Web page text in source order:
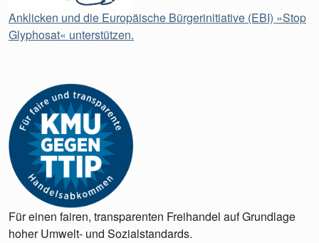
Anklicken und die Europäische Bürgerinitiative (EBI) »Stop
Glyphosat« unterstützen.
Für einen fairen, transparenten Freihandel auf Grundlage
hoher Umwelt- und Sozialstandards.